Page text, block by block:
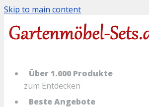
Skip to main content
Über 1.000 Produkte
zum Entdecken
Beste Angebote